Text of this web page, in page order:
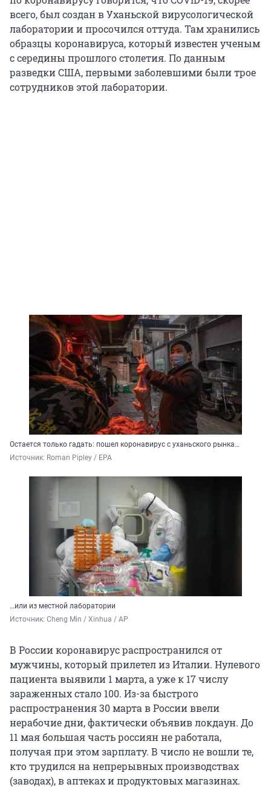
всего, был создан в Уханьской вирусологической
лаборатории и просочился оттуда. Там хранились
образцы коронавируса, который известен ученым
с середины прошлого столетия. По данным
разведки США, первыми заболевшими были трое
сотрудников этой лаборатории.
Остается только гадать: пошел коронавирус с уханьского рынка…
Источник: Roman Pipley / EPA
…или из местной лаборатории
Источник: Cheng Min / Xinhua / AP
В России коронавирус распространился от
мужчины, который прилетел из Италии. Нулевого
пациента выявили 1 марта, а уже к 17 числу
зараженных стало 100. Из-за быстрого
распространения 30 марта в России ввели
нерабочие дни, фактически объявив локдаун. До
11 мая большая часть россиян не работала,
получая при этом зарплату. В число не вошли те,
кто трудился на непрерывных производствах
(заводах), в аптеках и продуктовых магазинах.